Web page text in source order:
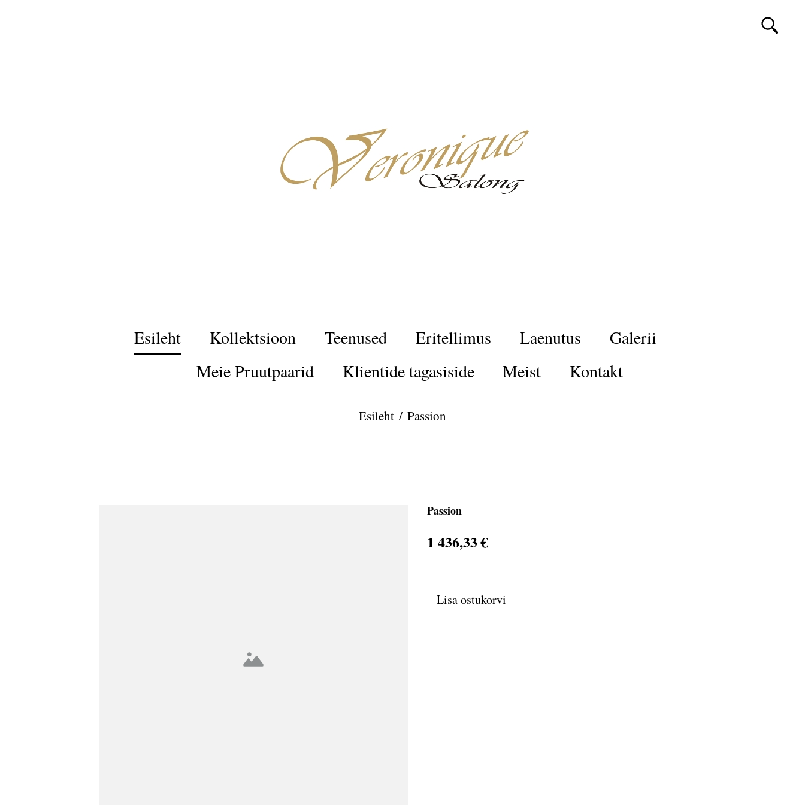
Esileht Kollektsioon Teenused Eritellimus Laenutus
Galerii
Meie Pruutpaarid
Klientide tagasiside Meist Kontakt
Esileht / Passion
Passion
1 436,33 €
Lisa ostukorvi